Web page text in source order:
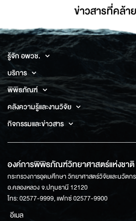
ข่าวสารที่่คล้า
รู้จัก อพวช.
บริการ
พิพิธภัณฑ์
คลังความรู้และงานวิจัย
กิจกรรมและข่าวสาร
องค์การพิพิธภัณฑ์วิทยาศาสตร์แห่งชาติ
กระทรวงการอุดมศึกษา วิทยาศาสตร์วิจัยและนวัตก
อ.คลองหลวง จ.ปทุมธานี 12120
โทร: 02577-9999, แฟกซ์ 02577-9900
อีเมล